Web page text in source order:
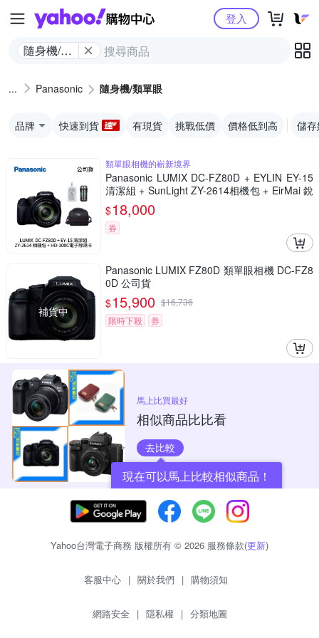
Yahoo購物中心
隨身機/類
登入
Panasonic 隨身機/類單眼
品牌 快速到貨 有現貨 挑戰低價 價格低到高 儲
類單眼相機的嶄新境界
Panasonic LUMIX DC-FZ80D + EYLIN EY-15
清潔組 + SunLight ZY-2614相機包 + EirMai 銳
瑪 HD-100C電子除濕卡 FZ80D (公司貨)
$18,000
券
補貨中
Panasonic LUMIX FZ80D 類單眼相機 DC-FZ8
0D 公司貨
$15,900 $16,736
限時下殺
券
馬上比買最好
相似商品比比看
去比較
現在可以馬上比較相似商品！
Yahoo台灣電子商務 版權所有 © 2026 服務條款(更新)
客服中心 | 關於我們 | 購物須知
網路安全 | 隱私權 | 分類地圖